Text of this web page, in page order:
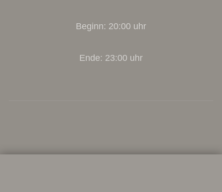
Beginn: 20:00 uhr
Ende: 23:00 uhr